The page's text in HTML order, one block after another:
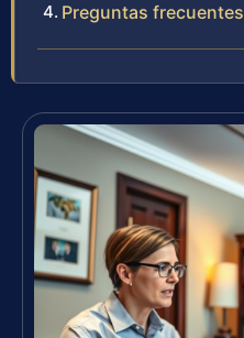
Preguntas frecuentes